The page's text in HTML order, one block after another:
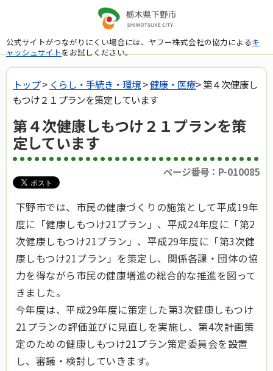
公式サイトがつながりにくい場合には、ヤフー株式会社の協力によるキ
ャッシュサイトをお試しください。
トップ> くらし・手続き・環境>健康・医療> 第４次健康し
もつけ２１プランを策定しています
第４次健康しもつけ２１プランを策
定しています
ページ番号：P-010085
下野市では、市民の健康づくりの施策として平成19年
度に「健康しもつけ21プラン」、平成24年度に「第2
次健康しもつけ21プラン」、平成29年度に「第3次健
康しもつけ21プラン」を策定し、関係各課・団体の協
力を得ながら市民の健康増進の総合的な推進を図って
きました。
今年度は、平成29年度に策定した第3次健康しもつけ
21プランの評価並びに見直しを実施し、第4次計画策
定のための健康しもつけ21プラン策定委員会を設置
し、審議・検討していきます。